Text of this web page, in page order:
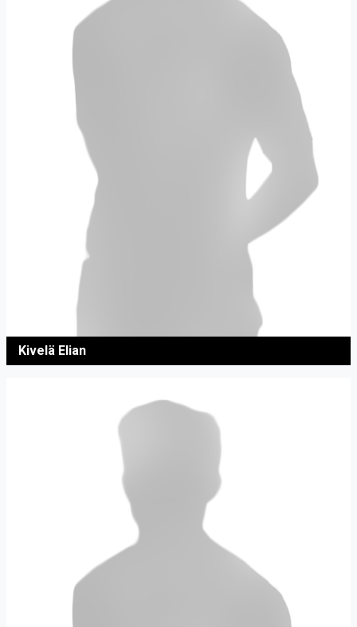
Kivelä Elian